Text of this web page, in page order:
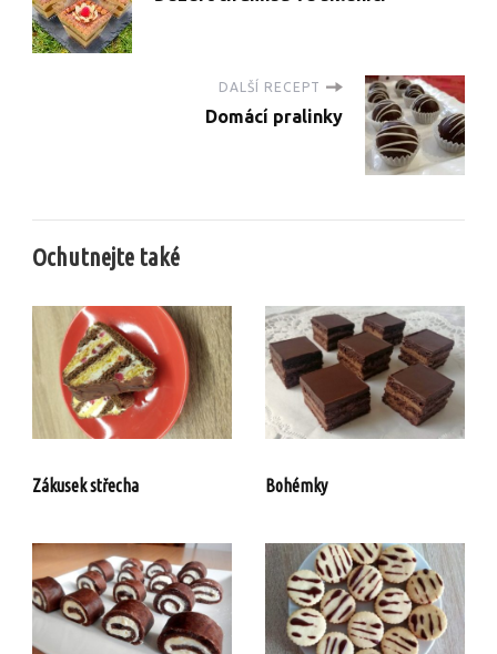
DALŠÍ RECEPT
Domácí pralinky
Ochutnejte také
Zákusek střecha Bohémky